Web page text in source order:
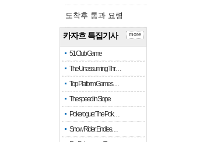
도착후 통과 요령
카자흐 특집기사
51 Club Game
The Unassuming Thr…
Top Platform Games…
The speed in Slope
Pokerogue: The Pok…
Snow Rider: Endles…
more